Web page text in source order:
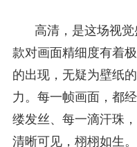
高清，是这场视觉
款对画面精细度有着
的出现，无疑为壁纸
力。每一帧画面，都
缕发丝、每一滴汗珠
清晰可见，栩栩如生